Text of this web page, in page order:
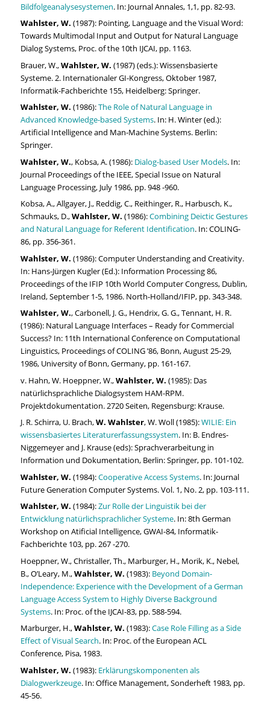
Bildfolgeanalysesystemen. In: Journal Annales, 1,1, pp. 82-93.
Wahlster, W. (1987): Pointing, Language and the Visual Word:
Towards Multimodal Input and Output for Natural Language
Dialog Systems, Proc. of the 10th IJCAI, pp. 1163.
Brauer, W.,Wahlster, W. (1987) (eds.): Wissensbasierte
Systeme. 2. Internationaler GI-Kongress, Oktober 1987,
Informatik-Fachberichte 155, Heidelberg: Springer.
Wahlster, W. (1986):The Role of Natural Language in
Advanced Knowledge-based Systems. In: H. Winter (ed.):
Artificial Intelligence and Man-Machine Systems. Berlin:
Springer.
Wahlster, W., Kobsa, A. (1986): Dialog-based User Models. In:
Journal Proceedings of the IEEE, Special Issue on Natural
Language Processing, July 1986, pp. 948 -960.
Kobsa, A., Allgayer, J., Reddig, C., Reithinger, R., Harbusch, K.,
Schmauks, D.,Wahlster, W. (1986):Combining Deictic Gestures
and Natural Language for Referent Identification. In: COLING-
86, pp. 356-361.
Wahlster, W. (1986): Computer Understanding and Creativity.
In: Hans-Jürgen Kugler (Ed.): Information Processing 86,
Proceedings of the IFIP 10th World Computer Congress, Dublin,
Ireland, September 1-5, 1986. North-Holland/IFIP, pp. 343-348.
Wahlster, W., Carbonell, J. G., Hendrix, G. G., Tennant, H. R.
(1986): Natural Language Interfaces – Ready for Commercial
Success? In: 11th International Conference on Computational
Linguistics, Proceedings of COLING ’86, Bonn, August 25-29,
1986, University of Bonn, Germany, pp. 161-167.
v. Hahn, W. Hoeppner, W.,Wahlster, W. (1985): Das
natürlichsprachliche Dialogsystem HAM-RPM.
Projektdokumentation. 2720 Seiten, Regensburg: Krause.
J. R. Schirra, U. Brach,W. Wahlster, W. Woll (1985):WILIE: Ein
wissensbasiertes Literaturerfassungssystem. In: B. Endres-
Niggemeyer and J. Krause (eds): Sprachverarbeitung in
Information und Dokumentation, Berlin: Springer, pp. 101-102.
Wahlster, W. (1984):Cooperative Access Systems. In: Journal
Future Generation Computer Systems. Vol. 1, No. 2, pp. 103-111.
Wahlster, W. (1984):Zur Rolle der Linguistik bei der
Entwicklung natürlichsprachlicher Systeme. In: 8th German
Workshop on Atificial Intelligence, GWAI-84, Informatik-
Fachberichte 103, pp. 267 -270.
Hoeppner, W., Christaller, Th., Marburger, H., Morik, K., Nebel,
B., O’Leary, M.,Wahlster, W. (1983): Beyond Domain-
Independence: Experience with the Development of a German
Language Access System to Highly Diverse Background
Systems. In: Proc. of the IJCAI-83, pp. 588-594.
Marburger, H.,Wahlster, W. (1983):Case Role Filling as a Side
Effect of Visual Search. In: Proc. of the European ACL
Conference, Pisa, 1983.
Wahlster, W. (1983): Erklärungskomponenten als
Dialogwerkzeuge. In: Office Management, Sonderheft 1983, pp.
45-56.